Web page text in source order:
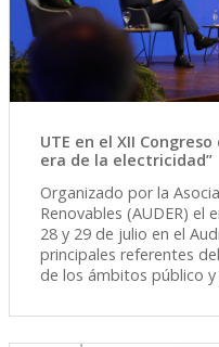
UTE en el XII
era de la electricidad”
Organizado por la
Renovables (AUDER) el
28 y 29 de julio en el
principales referentes
de los ámbitos público y